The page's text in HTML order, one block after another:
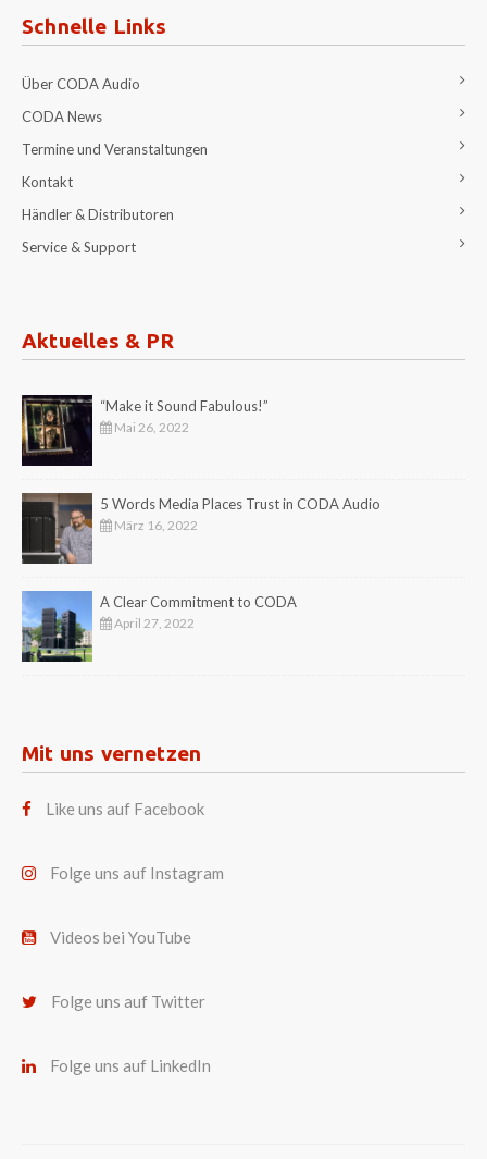
Schnelle Links
Über CODA Audio
CODA News
Termine und Veranstaltungen
Kontakt
Händler & Distributoren
Service & Support
Aktuelles & PR
“Make it Sound Fabulous!”
Mai 26, 2022
5 Words Media Places Trust in CODA Audio
März 16, 2022
A Clear Commitment to CODA
April 27, 2022
Mit uns vernetzen
Like uns auf Facebook
Folge uns auf Instagram
Videos bei YouTube
Folge uns auf Twitter
Folge uns auf LinkedIn